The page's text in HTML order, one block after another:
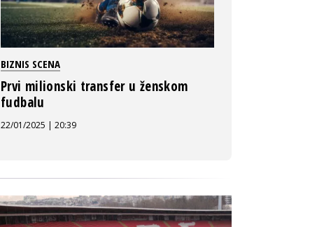
BIZNIS SCENA
Prvi milionski transfer u ženskom
fudbalu
22/01/2025 | 20:39